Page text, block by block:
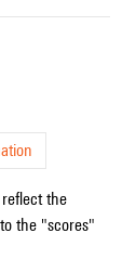
the
the "scores"